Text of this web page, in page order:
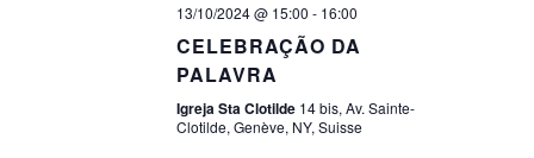
13/10/2024 @ 15:00 - 16:00
CELEBRAÇÃO DA
PALAVRA
Igreja Sta Clotilde 14 bis, Av. Sainte-
Clotilde, Genève, NY, Suisse